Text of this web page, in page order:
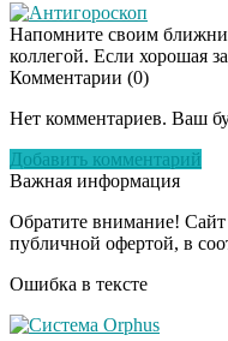
Антигороскоп
Напомните своим
коллегой. Если хорошая
Комментарии (0)
Нет комментариев. Ваш
Добавить комментарий
Важная информация
Обратите внимание!
публичной офертой, в
Ошибка в тексте